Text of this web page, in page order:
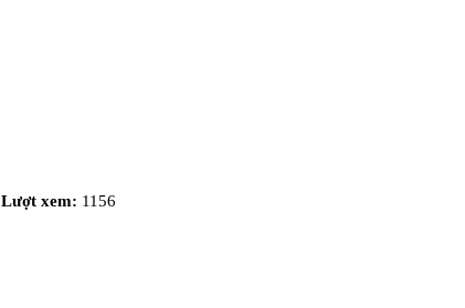
Lượt xem: 1156